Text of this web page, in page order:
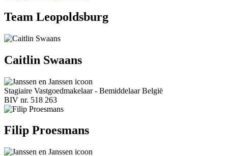
Team Leopoldsburg
Caitlin Swaans
Stagiaire Vastgoedmakelaar - Bemiddelaar België
BIV nr. 518 263
Filip Proesmans